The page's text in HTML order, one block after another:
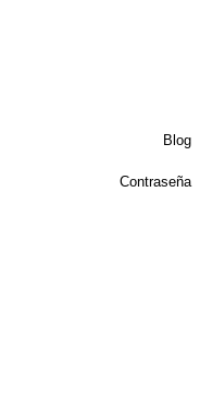
Blog
Contraseña